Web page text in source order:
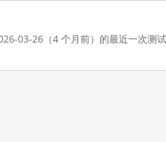
03-26（4 个月前）的最近一次测